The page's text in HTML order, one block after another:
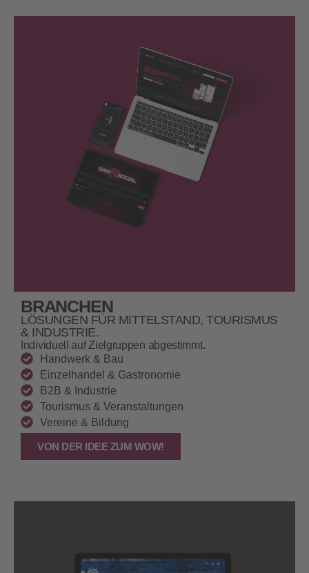
BRANCHEN
LÖSUNGEN FÜR MITTELSTAND, TOURISMUS
& INDUSTRIE.
Individuell auf Zielgruppen abgestimmt.
Handwerk & Bau
Einzelhandel & Gastronomie
B2B & Industrie
Tourismus & Veranstaltungen
Vereine & Bildung
VON DER IDEE ZUM WOW!